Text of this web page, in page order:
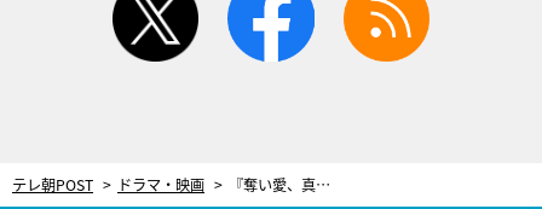
テレ朝POST ドラマ・映画 『奪い愛、真夏』ついに最終回！かつてない地獄の連鎖…ラストバトルついに決着